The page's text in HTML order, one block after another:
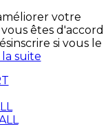
votre
êtes d'accord
si vous le
la suite